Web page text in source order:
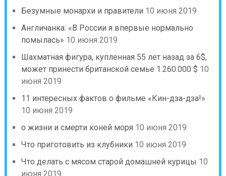
Безумные монархи и правители 10 июня 2019
Англичанка: «В России я впервые нормально
помылась» 10 июня 2019
Шахматная фигура, купленная 55 лет назад за 6$,
может принести британской семье 1.260.000 $ 10
июня 2019
11 интересных фактов о фильме «Кин-дза-дза!»
10 июня 2019
о жизни и смерти коней моря 10 июня 2019
Что приготовить из клубники 10 июня 2019
Что делать с мясом старой домашней курицы 10
июня 2019